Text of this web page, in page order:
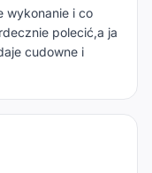
wykonanie i co
polecić,a ja
cudowne i